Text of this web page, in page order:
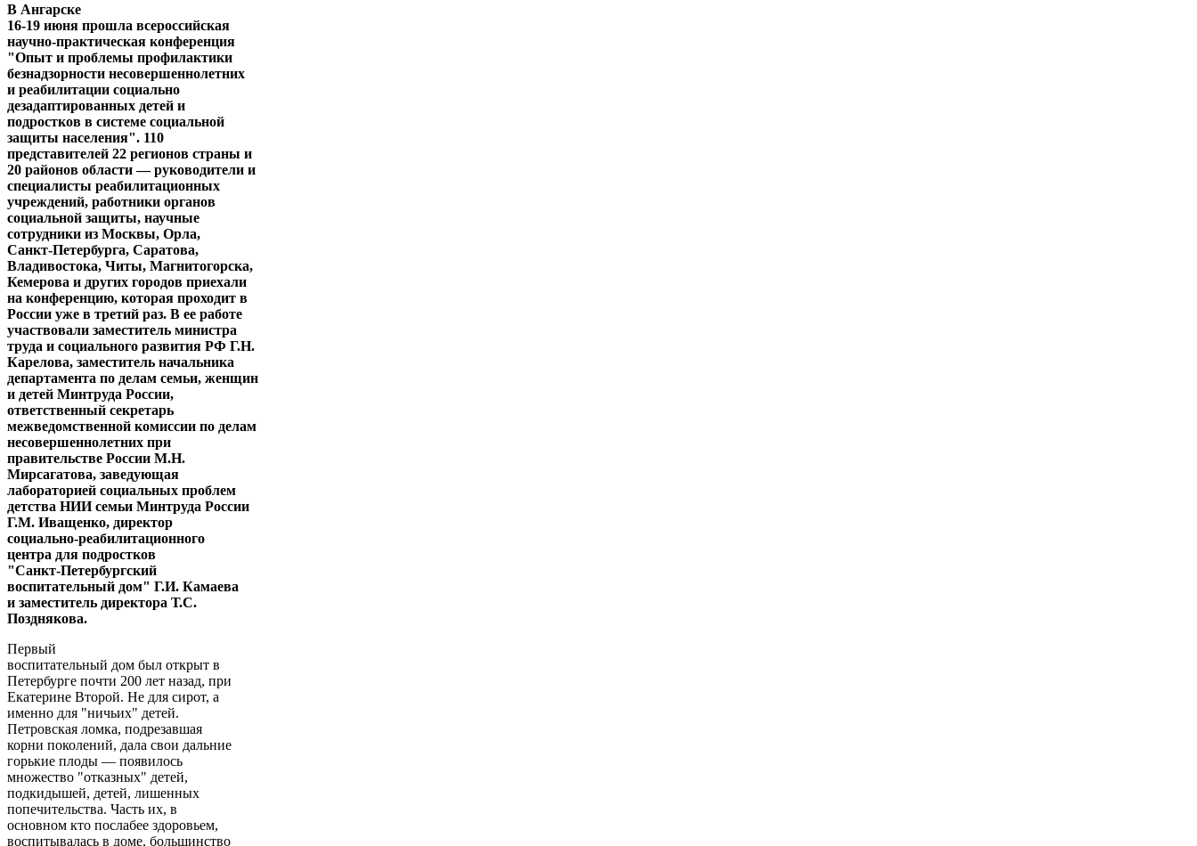
В Ангарске
16-19 июня прошла всероссийская
научно-практическая конференция
"Опыт и проблемы профилактики
безнадзорности несовершеннолетних
и реабилитации социально
дезадаптированных детей и
подростков в системе социальной
защиты населения". 110
представителей 22 регионов страны и
20 районов области — руководители и
специалисты реабилитационных
учреждений, работники органов
социальной защиты, научные
сотрудники из Москвы, Орла,
Санкт-Петербурга, Саратова,
Владивостока, Читы, Магнитогорска,
Кемерова и других городов приехали
на конференцию, которая проходит в
России уже в третий раз. В ее работе
участвовали заместитель министра
труда и социального развития РФ Г.Н.
Карелова, заместитель начальника
департамента по делам семьи, женщин
и детей Минтруда России,
ответственный секретарь
межведомственной комиссии по делам
несовершеннолетних при
правительстве России М.Н.
Мирсагатова, заведующая
лабораторией социальных проблем
детства НИИ семьи Минтруда России
Г.М. Иващенко, директор
социально-реабилитационного
центра для подростков
"Санкт-Петербургский
воспитательный дом" Г.И. Камаева
и заместитель директора Т.С.
Позднякова.
Первый
воспитательный дом был открыт в
Петербурге почти 200 лет назад, при
Екатерине Второй. Не для сирот, а
именно для "ничьих" детей.
Петровская ломка, подрезавшая
корни поколений, дала свои дальние
горькие плоды — появилось
множество "отказных" детей,
подкидышей, детей, лишенных
попечительства. Часть их, в
основном кто послабее здоровьем,
воспитывалась в доме, большинство